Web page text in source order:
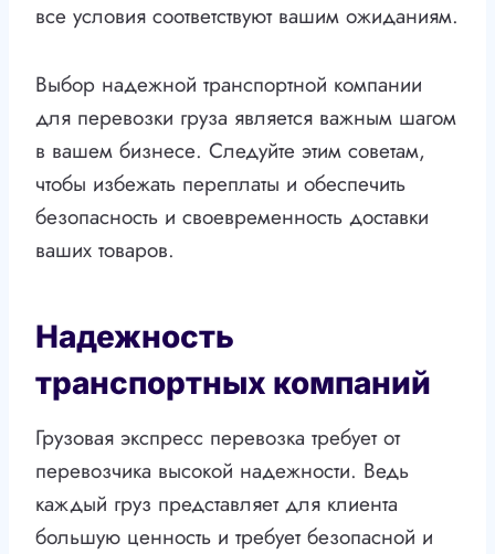
все условия соответствуют вашим ожиданиям.
Выбор надежной транспортной компании
для перевозки груза является важным шагом
в вашем бизнесе. Следуйте этим советам,
чтобы избежать переплаты и обеспечить
безопасность и своевременность доставки
ваших товаров.
Надежность
транспортных компаний
Грузовая экспресс перевозка требует от
перевозчика высокой надежности. Ведь
каждый груз представляет для клиента
большую ценность и требует безопасной и